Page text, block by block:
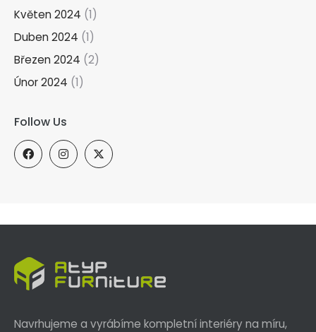
Květen 2024 (1)
Duben 2024 (1)
Březen 2024 (2)
Únor 2024 (1)
Follow Us
Navrhujeme a vyrábíme kompletní interiéry na míru,